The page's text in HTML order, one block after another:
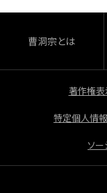
o
o
k
曹洞宗とは
著作権表
特定個人情
ソー